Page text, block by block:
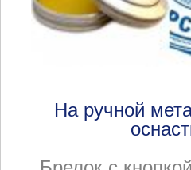
На ручной